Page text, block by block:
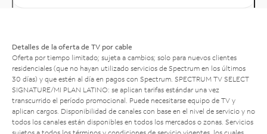
Detalles de la oferta de TV por cable
Oferta por tiempo limitado; sujeta a cambios; solo para nuevos clientes
residenciales (que no hayan utilizado servicios de Spectrum en los últimos
30 días) y que estén al día en pagos con Spectrum. SPECTRUM TV SELECT
SIGNATURE/MI PLAN LATINO: se aplican tarifas estándar una vez
transcurrido el período promocional. Puede necesitarse equipo de TV y
aplican cargos. Disponibilidad de canales con base en el nivel de servicio y no
todos los canales están disponibles en todos los mercados o zonas. Servicios